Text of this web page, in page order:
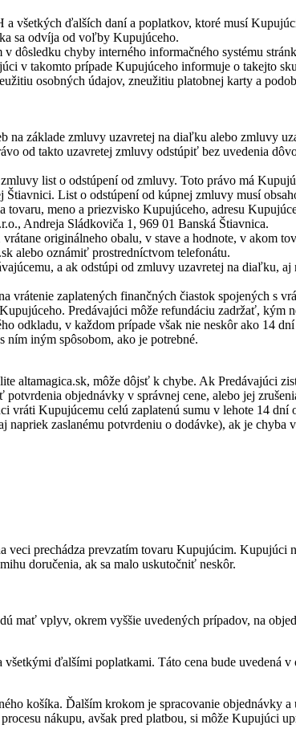
všetkých ďalších daní a poplatkov, ktoré musí
sa odvíja od voľby Kupujúceho.
chyby interného informačného systému
v takomto prípade Kupujúceho informuje o takejto
osobných údajov, zneužitiu platobnej karty a
na základe zmluvy uzavretej na diaľku alebo zmluvy
od takto uzavretej zmluvy odstúpiť bez uvedenia
list o odstúpení od zmluvy. Toto právo má
List o odstúpení od kúpnej zmluvy musí
meno a priezvisko Kupujúceho, adresu
Andreja Sládkoviča 1, 969 01 Banská Štiavnica.
originálneho obalu, v stave a hodnote, v akom
alebo oznámiť prostredníctvom telefonátu.
a ak odstúpi od zmluvy uzavretej na diaľku,
zaplatených finančných čiastok spojených s
Predávajúci môže refundáciu zadržať, kým
odkladu, v každom prípade však nie neskôr ako 14
iným spôsobom, ako je potrebné.
altamagica.sk, môže dôjsť k chybe. Ak Predávajúci
objednávky v správnej cene, alebo jej
vráti Kupujúcemu celú zaplatenú sumu v lehote 14 dní
zaslanému potvrdeniu o dodávke), ak je chyba
veci prechádza prevzatím tovaru Kupujúcim.
doručenia, ak sa malo uskutočniť neskôr.
mať vplyv, okrem vyššie uvedených prípadov, na
ďalšími poplatkami. Táto cena bude uvedená
košíka. Ďalším krokom je spracovanie objednávky
nákupu, avšak pred platbou, si môže Kupujúci